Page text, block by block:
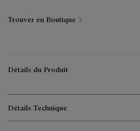
Trouver en Boutique
Détails du Produit
Détails Technique